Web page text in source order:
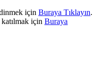
için Buraya Tıklayın.
katılmak için Buraya